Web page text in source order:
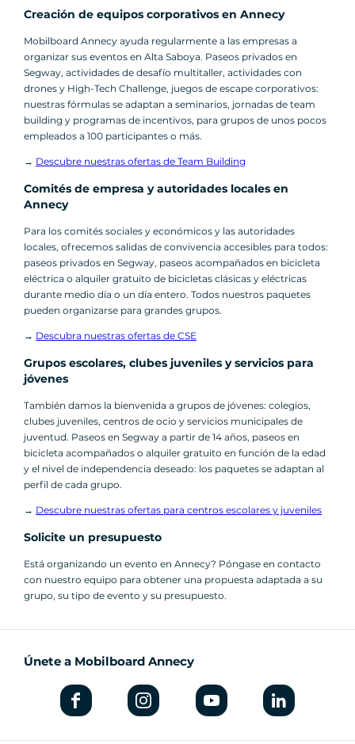
Creación de equipos corporativos en Annecy
Mobilboard Annecy ayuda regularmente a las empresas a
organizar sus eventos en Alta Saboya. Paseos privados en
Segway, actividades de desafío multitaller, actividades con
drones y High-Tech Challenge, juegos de escape corporativos:
nuestras fórmulas se adaptan a seminarios, jornadas de team
building y programas de incentivos, para grupos de unos pocos
empleados a 100 participantes o más.
→ Descubre nuestras ofertas de Team Building
Comités de empresa y autoridades locales en
Annecy
Para los comités sociales y económicos y las autoridades
locales, ofrecemos salidas de convivencia accesibles para todos:
paseos privados en Segway, paseos acompañados en bicicleta
eléctrica o alquiler gratuito de bicicletas clásicas y eléctricas
durante medio día o un día entero. Todos nuestros paquetes
pueden organizarse para grandes grupos.
→ Descubra nuestras ofertas de CSE
Grupos escolares, clubes juveniles y servicios para
jóvenes
También damos la bienvenida a grupos de jóvenes: colegios,
clubes juveniles, centros de ocio y servicios municipales de
juventud. Paseos en Segway a partir de 14 años, paseos en
bicicleta acompañados o alquiler gratuito en función de la edad
y el nivel de independencia deseado: los paquetes se adaptan al
perfil de cada grupo.
→ Descubre nuestras ofertas para centros escolares y juveniles
Solicite un presupuesto
Está organizando un evento en Annecy? Póngase en contacto
con nuestro equipo para obtener una propuesta adaptada a su
grupo, su tipo de evento y su presupuesto.
Únete a Mobilboard Annecy